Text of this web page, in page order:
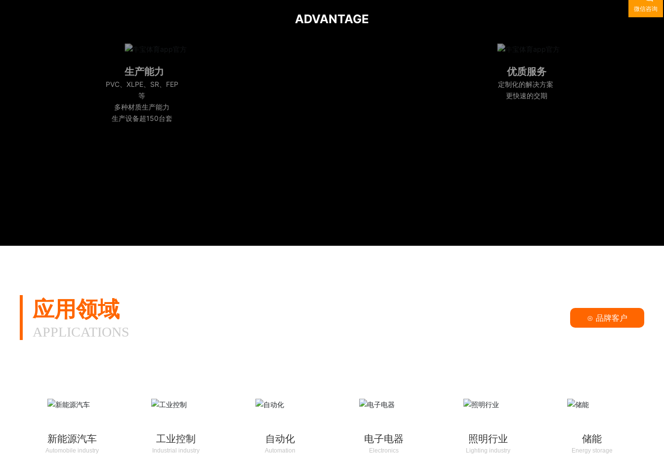
ADVANTAGE
生产能力
PVC、XLPE、SR、FEP
等
多种材质生产能力
生产设备超150台套
优质服务
定制化的解决方案
更快速的交期
应用领域
APPLICATIONS
⊙ 品牌客户
新能源汽车
Automobile industry
工业控制
Industrial industry
自动化
Automation
电子电器
Electronics
照明行业
Lighting industry
储能
Energy storage
微信咨询